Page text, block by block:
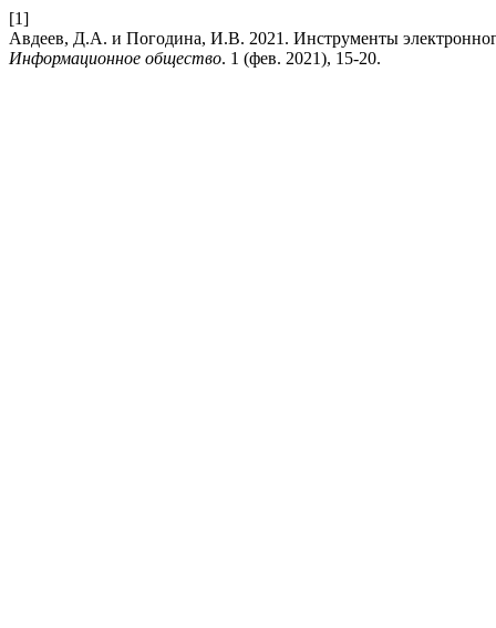
[1]
Авдеев, Д.А. и Погодина, И.В. 2021. Инструменты
Информационное общество. 1 (фев. 2021), 15-20.